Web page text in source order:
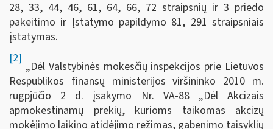
28, 33, 44, 46, 61, 64, 66, 72 straipsnių ir 3 priedo
pakeitimo ir Įstatymo papildymo 81, 291 straipsniais
įstatymas.
[2]
„Dėl Valstybinės mokesčių inspekcijos prie Lietuvos
Respublikos finansų ministerijos viršininko 2010 m.
rugpjūčio 2 d. įsakymo Nr. VA-88 „Dėl Akcizais
apmokestinamų prekių, kurioms taikomas akcizų
mokėjimo laikino atidėjimo režimas, gabenimo taisyklių